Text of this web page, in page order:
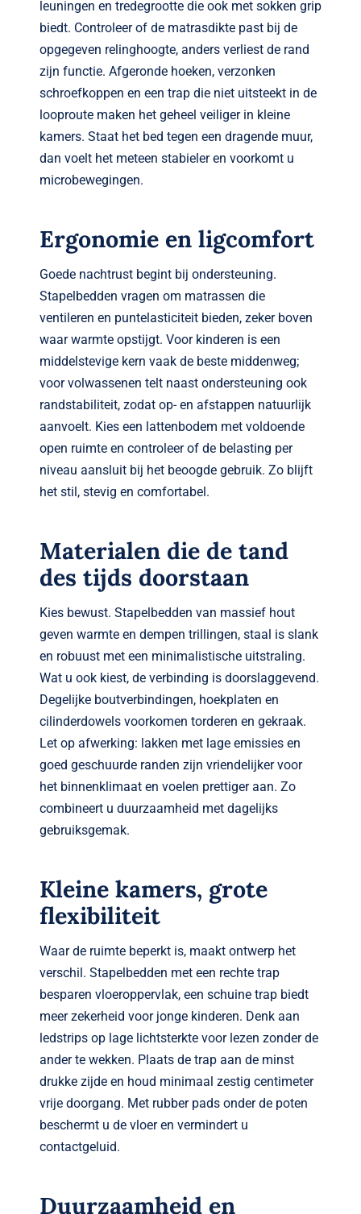
leuningen en tredegrootte die ook met sokken grip
biedt. Controleer of de matrasdikte past bij de
opgegeven relinghoogte, anders verliest de rand
zijn functie. Afgeronde hoeken, verzonken
schroefkoppen en een trap die niet uitsteekt in de
looproute maken het geheel veiliger in kleine
kamers. Staat het bed tegen een dragende muur,
dan voelt het meteen stabieler en voorkomt u
microbewegingen.
Ergonomie en ligcomfort
Goede nachtrust begint bij ondersteuning.
Stapelbedden vragen om matrassen die
ventileren en puntelasticiteit bieden, zeker boven
waar warmte opstijgt. Voor kinderen is een
middelstevige kern vaak de beste middenweg;
voor volwassenen telt naast ondersteuning ook
randstabiliteit, zodat op- en afstappen natuurlijk
aanvoelt. Kies een lattenbodem met voldoende
open ruimte en controleer of de belasting per
niveau aansluit bij het beoogde gebruik. Zo blijft
het stil, stevig en comfortabel.
Materialen die de tand
des tijds doorstaan
Kies bewust. Stapelbedden van massief hout
geven warmte en dempen trillingen, staal is slank
en robuust met een minimalistische uitstraling.
Wat u ook kiest, de verbinding is doorslaggevend.
Degelijke boutverbindingen, hoekplaten en
cilinderdowels voorkomen torderen en gekraak.
Let op afwerking: lakken met lage emissies en
goed geschuurde randen zijn vriendelijker voor
het binnenklimaat en voelen prettiger aan. Zo
combineert u duurzaamheid met dagelijks
gebruiksgemak.
Kleine kamers, grote
flexibiliteit
Waar de ruimte beperkt is, maakt ontwerp het
verschil. Stapelbedden met een rechte trap
besparen vloeroppervlak, een schuine trap biedt
meer zekerheid voor jonge kinderen. Denk aan
ledstrips op lage lichtsterkte voor lezen zonder de
ander te wekken. Plaats de trap aan de minst
drukke zijde en houd minimaal zestig centimeter
vrije doorgang. Met rubber pads onder de poten
beschermt u de vloer en vermindert u
contactgeluid.
Duurzaamheid en